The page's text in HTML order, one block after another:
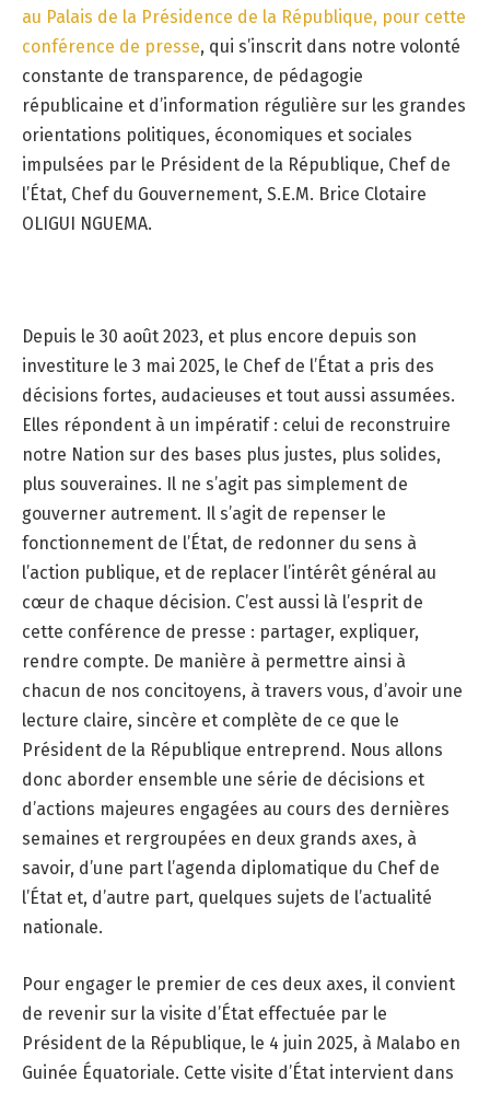
au Palais de la Présidence de la République, pour cette
conférence de presse, qui s’inscrit dans notre volonté
constante de transparence, de pédagogie
républicaine et d’information régulière sur les grandes
orientations politiques, économiques et sociales
impulsées par le Président de la République, Chef de
l’État, Chef du Gouvernement, S.E.M. Brice Clotaire
OLIGUI NGUEMA.
Depuis le 30 août 2023, et plus encore depuis son
investiture le 3 mai 2025, le Chef de l’État a pris des
décisions fortes, audacieuses et tout aussi assumées.
Elles répondent à un impératif : celui de reconstruire
notre Nation sur des bases plus justes, plus solides,
plus souveraines. Il ne s’agit pas simplement de
gouverner autrement. Il s’agit de repenser le
fonctionnement de l’État, de redonner du sens à
l’action publique, et de replacer l’intérêt général au
cœur de chaque décision. C’est aussi là l’esprit de
cette conférence de presse : partager, expliquer,
rendre compte. De manière à permettre ainsi à
chacun de nos concitoyens, à travers vous, d’avoir une
lecture claire, sincère et complète de ce que le
Président de la République entreprend. Nous allons
donc aborder ensemble une série de décisions et
d’actions majeures engagées au cours des dernières
semaines et rergroupées en deux grands axes, à
savoir, d’une part l’agenda diplomatique du Chef de
l’État et, d’autre part, quelques sujets de l’actualité
nationale.
Pour engager le premier de ces deux axes, il convient
de revenir sur la visite d’État effectuée par le
Président de la République, le 4 juin 2025, à Malabo en
Guinée Équatoriale. Cette visite d’État intervient dans